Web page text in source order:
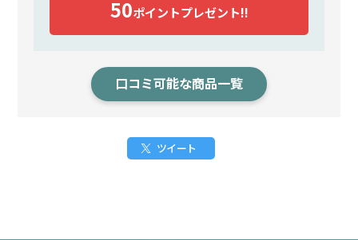
50ポイントプレゼント!!
口コミ可能な商品一覧
ツイート